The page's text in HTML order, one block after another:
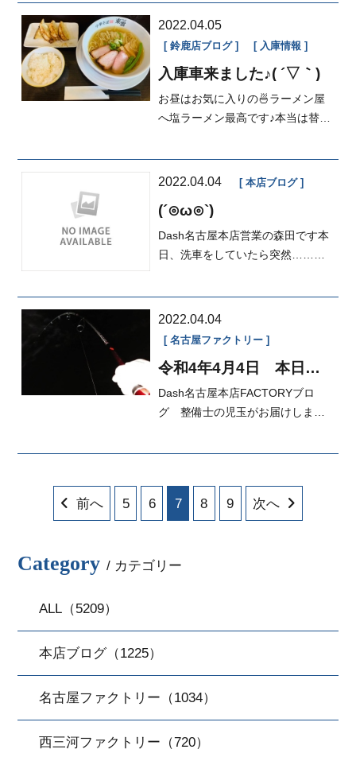
2022.04.05
鈴鹿店ブログ 入庫情報
入庫車来ました♪( ´▽｀)
お昼はお気に入りの🍜ラーメン屋
へ塩ラーメン最高です♪本当は替え
2022.04.04 本店ブログ
(´⊙ω⊙`)
Dash名古屋本店営業の森田です本
日、洗車をしていたら突然……バ
2022.04.04
名古屋ファクトリー
令和4年4月4日 本日の
Dash名古屋本店FACTORYブロ
グ 整備士の児玉がお届けしま
前へ 5 6 7 8 9 次へ
Category / カテゴリー
ALL（5209）
本店ブログ（1225）
名古屋ファクトリー（1034）
西三河ファクトリー（720）